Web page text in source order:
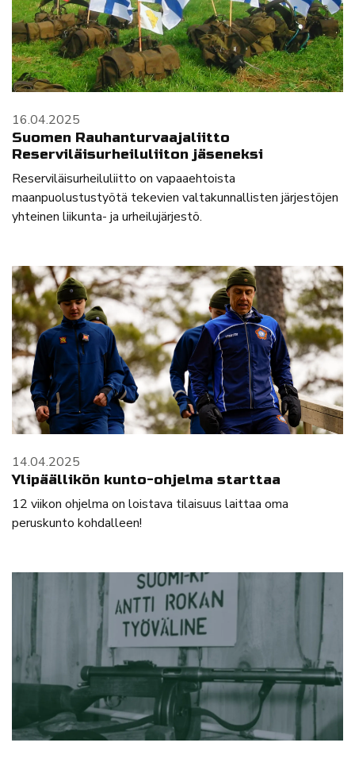
16.04.2025
Suomen Rauhanturvaajaliitto
Reserviläisurheiluliiton jäseneksi
Reserviläisurheiluliitto on vapaaehtoista
maanpuolustustyötä tekevien valtakunnallisten järjestöjen
yhteinen liikunta- ja urheilujärjestö.
14.04.2025
Ylipäällikön kunto-ohjelma starttaa
12 viikon ohjelma on loistava tilaisuus laittaa oma
peruskunto kohdalleen!